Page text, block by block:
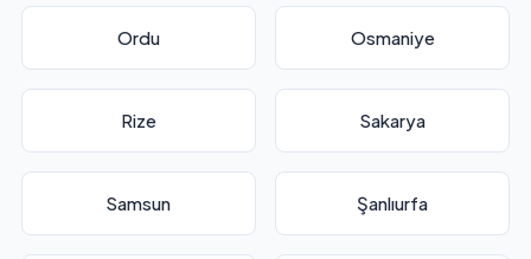
Ordu Osmaniye
Rize Sakarya
Samsun Şanlıurfa